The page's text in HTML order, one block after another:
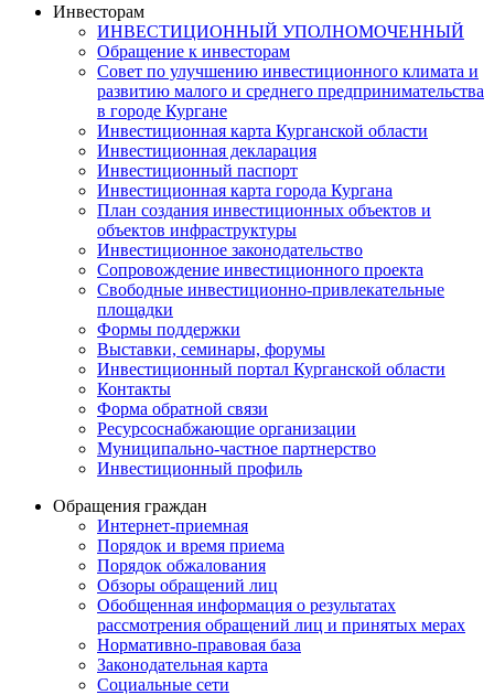
Инвесторам
ИНВЕСТИЦИОННЫЙ УПОЛНОМОЧЕННЫЙ
Обращение к инвесторам
Совет по улучшению инвестиционного климата и
развитию малого и среднего предпринимательства
в городе Кургане
Инвестиционная карта Курганской области
Инвестиционная декларация
Инвестиционный паспорт
Инвестиционная карта города Кургана
План создания инвестиционных объектов и
объектов инфраструктуры
Инвестиционное законодательство
Сопровождение инвестиционного проекта
Свободные инвестиционно-привлекательные
площадки
Формы поддержки
Выставки, семинары, форумы
Инвестиционный портал Курганской области
Контакты
Форма обратной связи
Ресурсоснабжающие организации
Муниципально-частное партнерство
Инвестиционный профиль
Обращения граждан
Интернет-приемная
Порядок и время приема
Порядок обжалования
Обзоры обращений лиц
Обобщенная информация о результатах
рассмотрения обращений лиц и принятых мерах
Нормативно-правовая база
Законодательная карта
Социальные сети